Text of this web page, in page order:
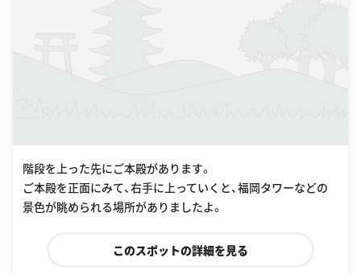
階段を上った先にご本殿があります。
ご本殿を正面にみて、右手に上っていくと、福岡タワーなどの
景色が眺められる場所がありましたよ。
このスポットの詳細を見る